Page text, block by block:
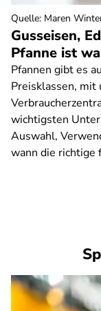
Gusseisen,
Pfanne ist
Pfannen gibt es
Preisklassen, mit
wichtigsten
Auswahl,
wann die richtige
Quelle: Maren